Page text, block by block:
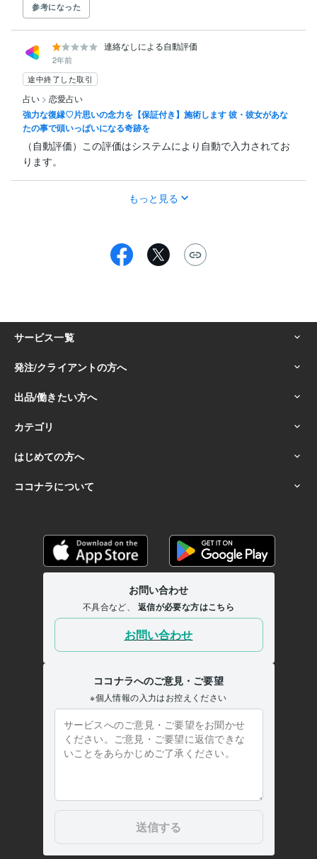
参考になった
連絡なしによる自動評価
2年前
途中終了した取引
占い > 恋愛占い
強力な復縁♡片思いの念力を【保証付き】施術します 彼・彼女があな
たの事で頭いっぱいになる奇跡を
（自動評価）この評価はシステムにより自動で入力されてお
ります。
もっと見る